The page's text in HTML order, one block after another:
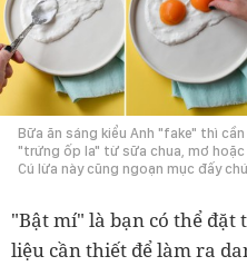
Bữa ăn sáng kiểu Anh "fake" thì
"trứng ốp la" từ sữa chua, mơ
Cú lừa này cũng ngoạn mục đấy
"Bật mí" là bạn có thể
liệu cần thiết để làm ra